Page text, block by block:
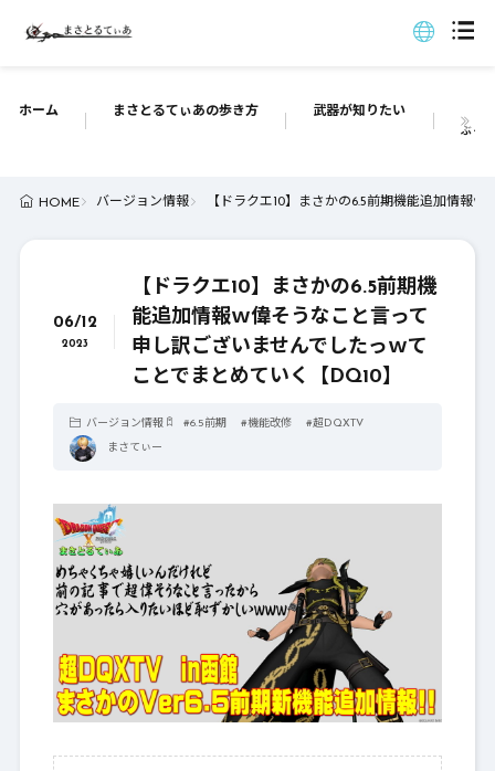
ホーム まさとるてぃあの歩き方 武器が知りたい
ぶっ
HOME バージョン情報 【ドラクエ10】まさかの6.5前期機能追加情報
06/12
2023
【ドラクエ10】まさかの6.5前期機
能追加情報ｗ偉そうなこと言って
申し訳ございませんでしたっｗて
ことでまとめていく【DQ10】
バージョン情報 #6.5前期 #機能改修 #超DQXTV
まさてぃー